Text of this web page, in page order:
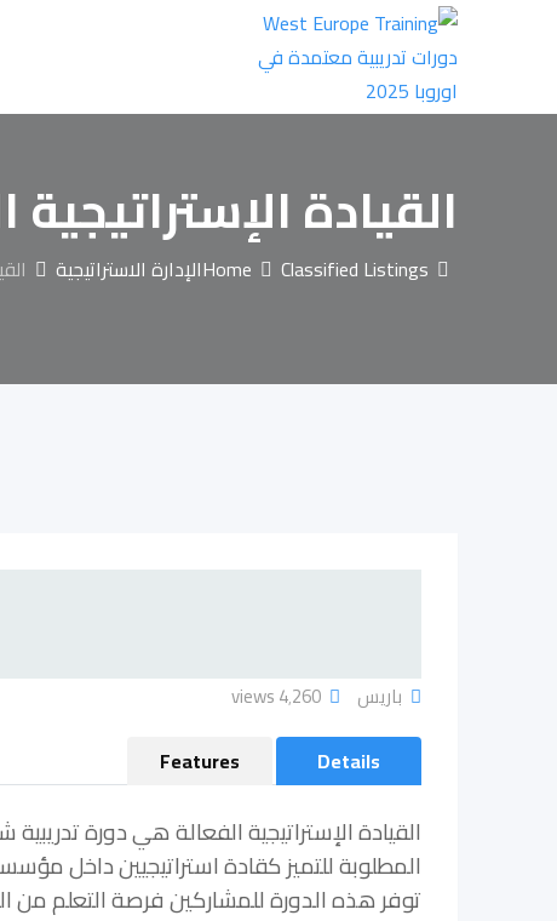
القيادة
Home Classified Listings الإدارة الاستراتيجية
باريس 4٬260 views
Details
Features
المطلوبة للتميز كقادة استراتيجيين داخل
توفر هذه الدورة للمشاركين فرصة التعلم من